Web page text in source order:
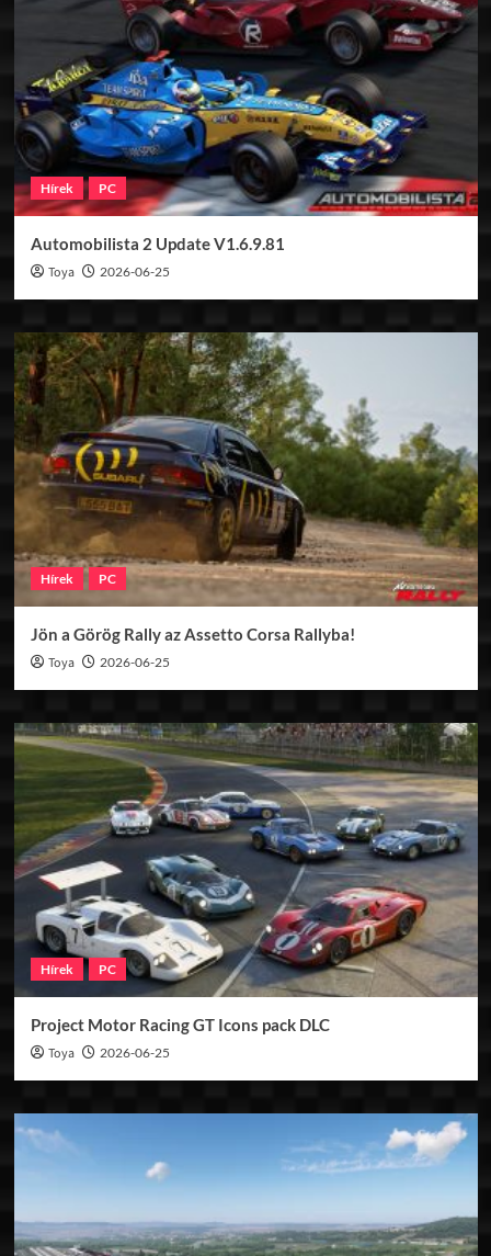
Hírek PC
Automobilista 2 Update V1.6.9.81
Toya 2026-06-25
Hírek PC
Jön a Görög Rally az Assetto Corsa Rallyba!
Toya 2026-06-25
Hírek PC
Project Motor Racing GT Icons pack DLC
Toya 2026-06-25